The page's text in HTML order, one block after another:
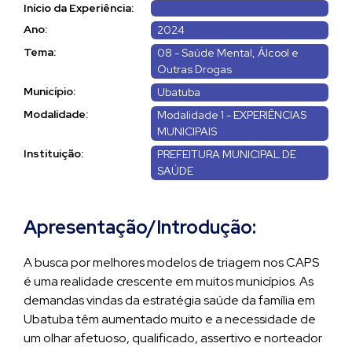
Início da Experiência:
Ano:
2024
Tema:
08 - Saúde Mental, Álcool e
Outras Drogas
Município:
Ubatuba
Modalidade:
Modalidade 1 - EXPERIÊNCIAS
MUNICIPAIS
Instituição:
PREFEITURA MUNICIPAL DE
SAÚDE
Apresentação/Introdução:
A busca por melhores modelos de triagem nos CAPS
é uma realidade crescente em muitos municípios. As
demandas vindas da estratégia saúde da família em
Ubatuba têm aumentado muito e a necessidade de
um olhar afetuoso, qualificado, assertivo e norteador